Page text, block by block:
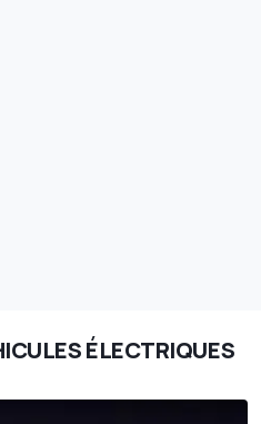
ÉLECTRIQUES